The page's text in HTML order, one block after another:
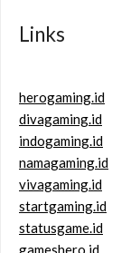
Links
herogaming.id
divagaming.id
indogaming.id
namagaming.id
vivagaming.id
startgaming.id
statusgame.id
gameshero.id